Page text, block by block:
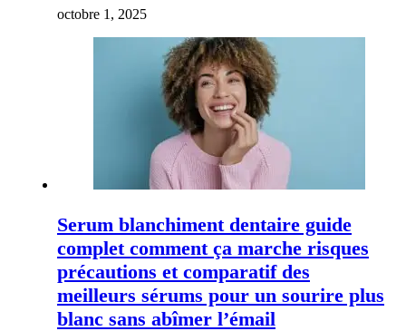
octobre 1, 2025
Serum blanchiment dentaire guide
complet comment ça marche risques
précautions et comparatif des
meilleurs sérums pour un sourire plus
blanc sans abîmer l’émail